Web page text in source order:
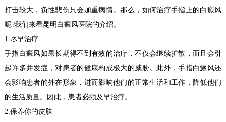
打击较大，负性悲伤只会加重病情。那么，如何治疗手指上的白癜风
呢?我们来看昆明白癜风医院的介绍。
1.尽早治疗
手指白癜风如果长期得不到有效的治疗，不仅会继续扩散，而且会引
起许多并发症，对患者的健康构成极大的威胁。此外，手指白癜风还
会影响患者的外在形象，进而影响他们的正常生活和工作，降低他们
的生活质量。因此，患者必须及早治疗。
2.保养你的皮肤